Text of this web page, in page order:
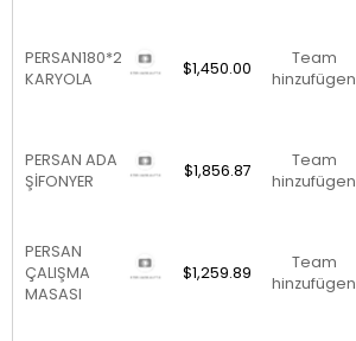
PERSAN180*200
KARYOLA
$1,450.00
Team
hinzufügen
PERSAN ADA
ŞİFONYER
$1,856.87
Team
hinzufügen
PERSAN
ÇALIŞMA
MASASI
$1,259.89
Team
hinzufügen